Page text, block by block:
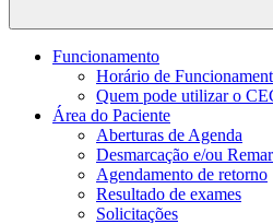
Buscar
Funcionamento
Horário de
Quem pode utilizar o
Área do Paciente
Aberturas de Agenda
Desmarcação e/ou
Agendamento de retorno
Resultado de exames
Solicitações